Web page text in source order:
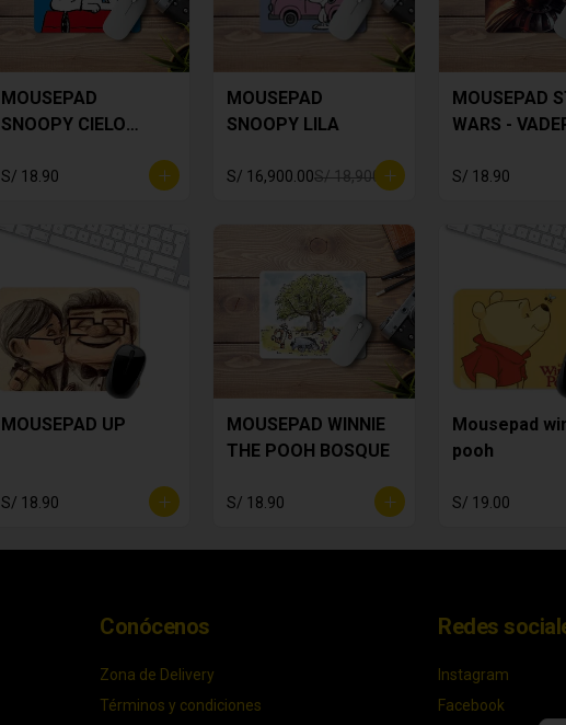
MOUSEPAD
SNOOPY CIELO
S/ 18.90
MOUSEPAD
SNOOPY LILA
S/ 16,900.00S/ 18,900.00
MOUSEPAD
WARS -
S/ 18.90
MOUSEPAD UP
S/ 18.90
MOUSEPAD WINNIE
THE POOH BOSQUE
S/ 18.90
Mousepad
pooh
S/ 19.00
Conócenos
Zona de Delivery
Términos y condiciones
Redes
Instagram
Facebook